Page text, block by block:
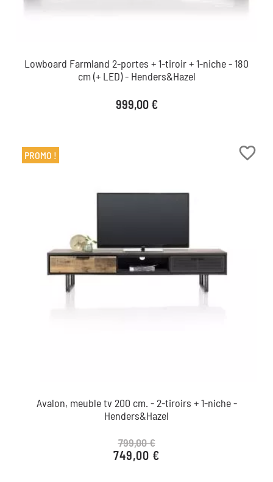
Lowboard Farmland 2-portes + 1-tiroir + 1-niche - 180
cm (+ LED) - Henders&Hazel
Prix
999,00 €
favorite_border
Avalon, meuble tv 200 cm. - 2-tiroirs + 1-niche -
Henders&Hazel
Prix de base
799,00 €
Prix
749,00 €
PROMO !